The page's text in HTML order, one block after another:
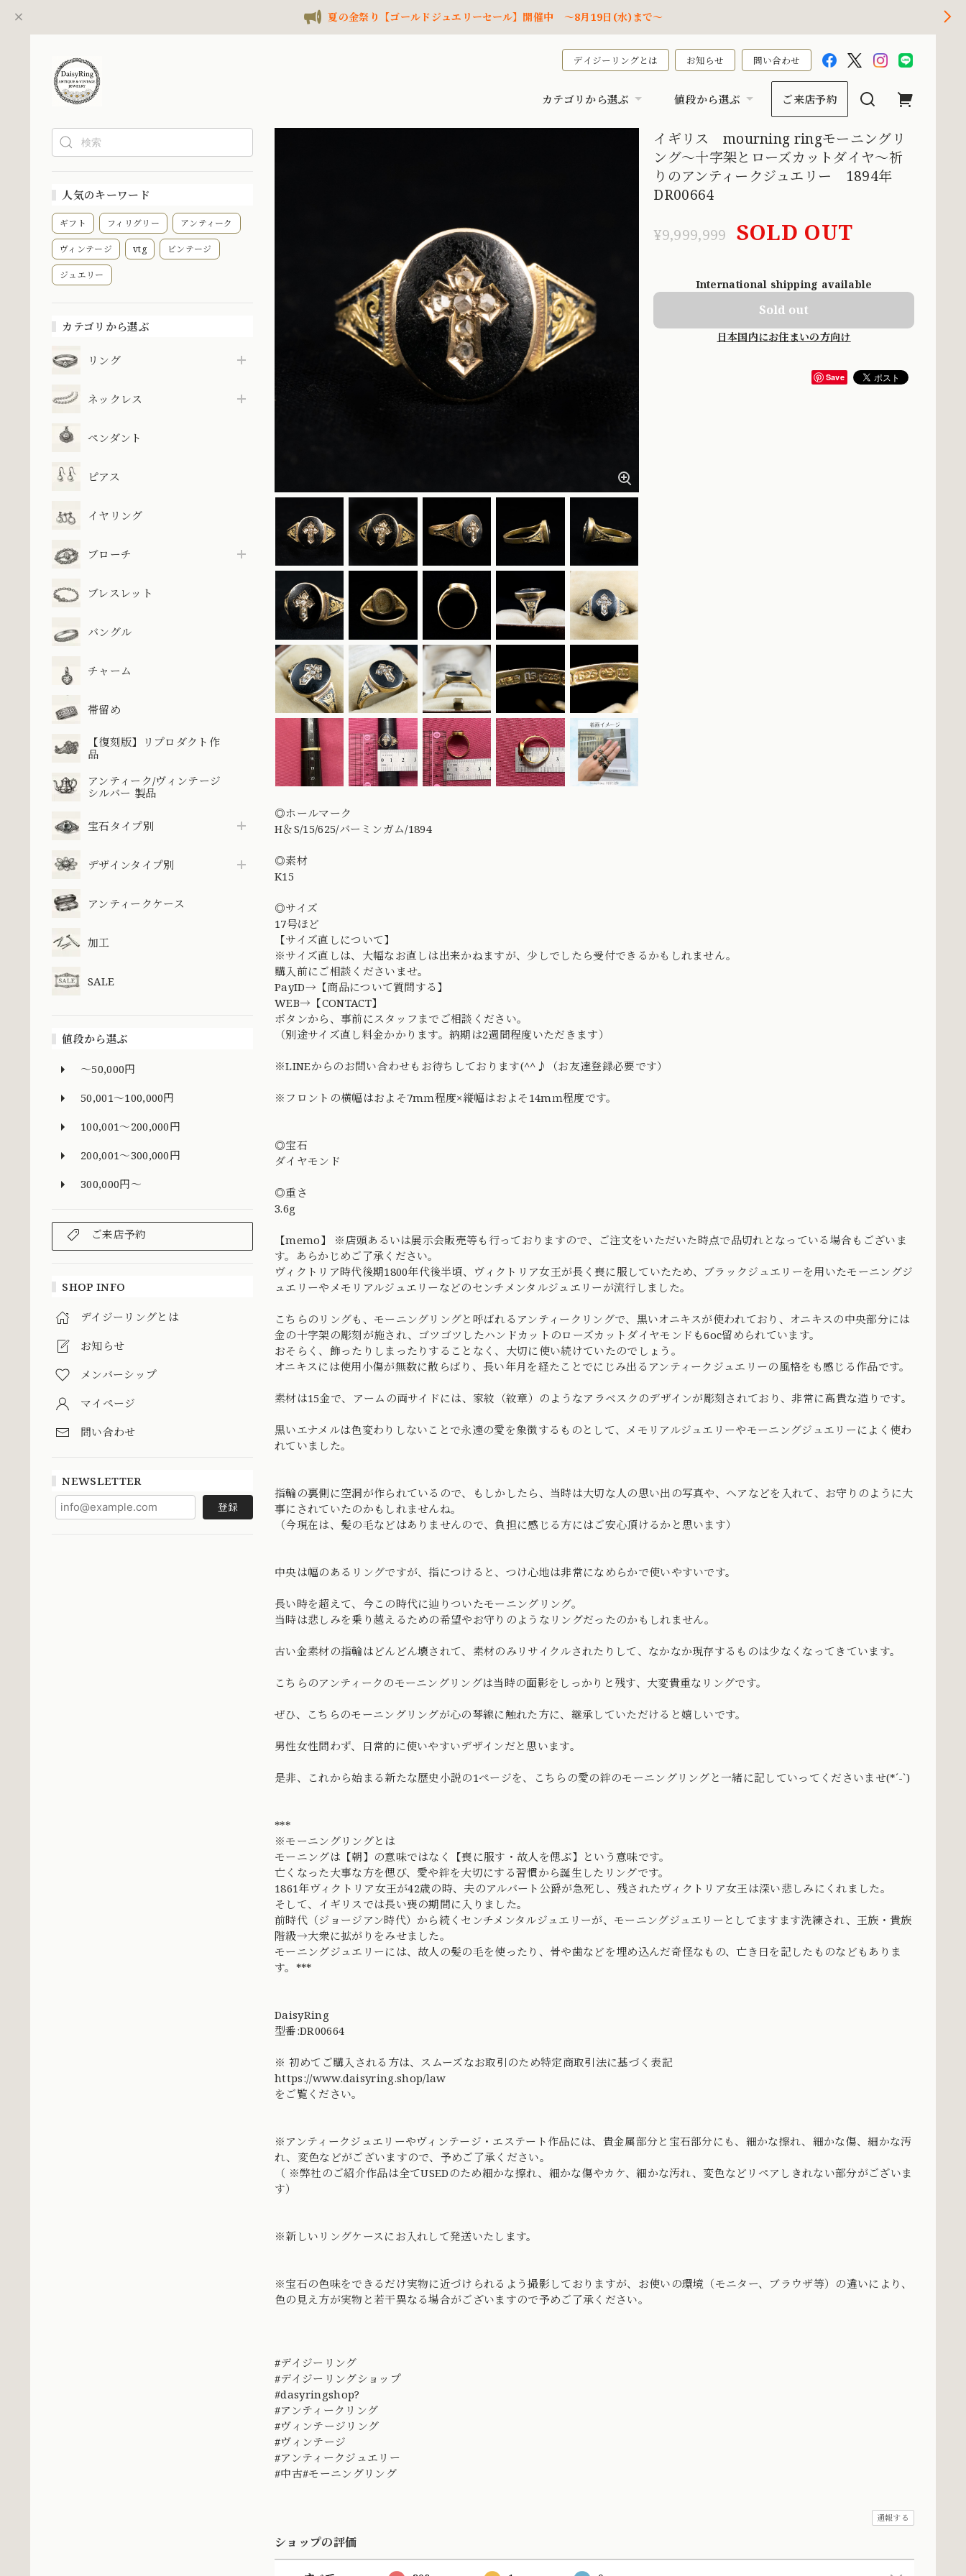
夏の金祭り【ゴールドジュエリーセール】開催中 ～8月19日(水)まで～
デイジーリングとは お知らせ 問い合わせ
カテゴリから選ぶ 値段から選ぶ ご来店予約
人気のキーワード
ギフト フィリグリー アンティーク
ヴィンテージ vtg ビンテージ
ジュエリー
カテゴリから選ぶ
リング
ネックレス
ペンダント
ピアス
イヤリング
ブローチ
ブレスレット
バングル
チャーム
帯留め
【復刻版】リプロダクト作
品
アンティーク/ヴィンテージ
シルバー 製品
宝石タイプ別
デザインタイプ別
アンティークケース
加工
SALE
値段から選ぶ
～50,000円
50,001～100,000円
100,001～200,000円
200,001～300,000円
300,000円～
ご来店予約
SHOP INFO
デイジーリングとは
お知らせ
メンバーシップ
マイページ
問い合わせ
NEWSLETTER
登録
イギリス mourning ringモーニングリ
ング〜十字架とローズカットダイヤ〜祈
りのアンティークジュエリー 1894年
DR00664
¥9,999,999 SOLD OUT
International shipping available
Sold out
日本国内にお住まいの方向け
Save
◎ホールマーク
H＆S/15/625/バーミンガム/1894
◎素材
K15
◎サイズ
17号ほど
【サイズ直しについて】
※サイズ直しは、大幅なお直しは出来かねますが、少しでしたら受付できるかもしれません。
購入前にご相談くださいませ。
PayID→【商品について質問する】
WEB→【CONTACT】
ボタンから、事前にスタッフまでご相談ください。
（別途サイズ直し料金かかります。納期は2週間程度いただきます）
※LINEからのお問い合わせもお待ちしております(^^♪（お友達登録必要です）
※フロントの横幅はおよそ7mｍ程度×縦幅はおよそ14mｍ程度です。
◎宝石
ダイヤモンド
◎重さ
3.6g
【memo】 ※店頭あるいは展示会販売等も行っておりますので、ご注文をいただいた時点で品切れとなっている場合もございま
す。あらかじめご了承ください。
ヴィクトリア時代後期1800年代後半頃、ヴィクトリア女王が長く喪に服していたため、ブラックジュエリーを用いたモーニングジ
ュエリーやメモリアルジュエリーなどのセンチメンタルジュエリーが流行しました。
こちらのリングも、モーニングリングと呼ばれるアンティークリングで、黒いオニキスが使われており、オニキスの中央部分には
金の十字架の彫刻が施され、ゴツゴツしたハンドカットのローズカットダイヤモンドも6oc留められています。
おそらく、飾ったりしまったりすることなく、大切に使い続けていたのでしょう。
オニキスには使用小傷が無数に散らばり、長い年月を経たことでにじみ出るアンティークジュエリーの風格をも感じる作品です。
素材は15金で、アームの両サイドには、家紋（紋章）のようなアラベスクのデザインが彫刻されており、非常に高貴な造りです。
黒いエナメルは色変わりしないことで永遠の愛を象徴するものとして、メモリアルジュエリーやモーニングジュエリーによく使わ
れていました。
指輪の裏側に空洞が作られているので、もしかしたら、当時は大切な人の思い出の写真や、ヘアなどを入れて、お守りのように大
事にされていたのかもしれませんね。
（今現在は、髪の毛などはありませんので、負担に感じる方にはご安心頂けるかと思います）
中央は幅のあるリングですが、指につけると、つけ心地は非常になめらかで使いやすいです。
長い時を超えて、今この時代に辿りついたモーニングリング。
当時は悲しみを乗り越えるための希望やお守りのようなリングだったのかもしれません。
古い金素材の指輪はどんどん壊されて、素材のみリサイクルされたりして、なかなか現存するものは少なくなってきています。
こちらのアンティークのモーニングリングは当時の面影をしっかりと残す、大変貴重なリングです。
ぜひ、こちらのモーニングリングが心の琴線に触れた方に、継承していただけると嬉しいです。
男性女性問わず、日常的に使いやすいデザインだと思います。
是非、これから始まる新たな歴史小説の1ページを、こちらの愛の絆のモーニングリングと一緒に記していってくださいませ(*´-`)
***
※モーニングリングとは
モーニングは【朝】の意味ではなく【喪に服す・故人を偲ぶ】という意味です。
亡くなった大事な方を偲び、愛や絆を大切にする習慣から誕生したリングです。
1861年ヴィクトリア女王が42歳の時、夫のアルバート公爵が急死し、残されたヴィクトリア女王は深い悲しみにくれました。
そして、イギリスでは長い喪の期間に入りました。
前時代（ジョージアン時代）から続くセンチメンタルジュエリーが、モーニングジュエリーとしてますます洗練され、王族・貴族
階級→大衆に拡がりをみせました。
モーニングジュエリーには、故人の髪の毛を使ったり、骨や歯などを埋め込んだ奇怪なもの、亡き日を記したものなどもありま
す。***
DaisyRing
型番:DR00664
※ 初めてご購入される方は、スムーズなお取引のため特定商取引法に基づく表記
https://www.daisyring.shop/law
をご覧ください。
※アンティークジュエリーやヴィンテージ・エステート作品には、貴金属部分と宝石部分にも、細かな擦れ、細かな傷、細かな汚
れ、変色などがございますので、予めご了承ください。
（ ※弊社のご紹介作品は全てUSEDのため細かな擦れ、細かな傷やカケ、細かな汚れ、変色などリペアしきれない部分がございま
す）
※新しいリングケースにお入れして発送いたします。
※宝石の色味をできるだけ実物に近づけられるよう撮影しておりますが、お使いの環境（モニター、ブラウザ等）の違いにより、
色の見え方が実物と若干異なる場合がございますので予めご了承ください。
#デイジーリング
#デイジーリングショップ
#dasyringshop?
#アンティークリング
#ヴィンテージリング
#ヴィンテージ
#アンティークジュエリー
#中古#モーニングリング
通報する
ショップの評価